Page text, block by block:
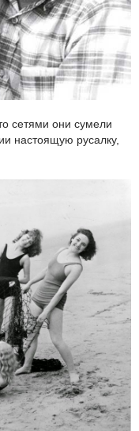
сетями они сумели
настоящую русалку,